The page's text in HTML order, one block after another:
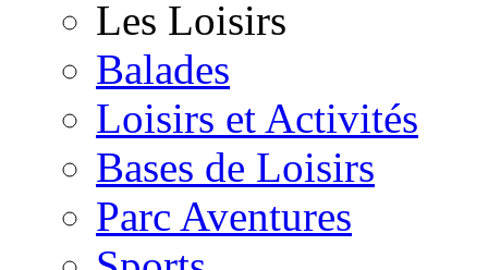
Les Loisirs
Balades
Loisirs et Activités
Bases de Loisirs
Parc Aventures